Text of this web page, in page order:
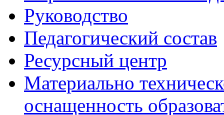
Руководство
Педагогический состав
Ресурсный центр
Материально
оснащенность